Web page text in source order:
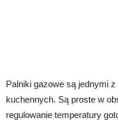
Palniki gazowe są jednymi
kuchennych. Są proste w
regulowanie temperatury